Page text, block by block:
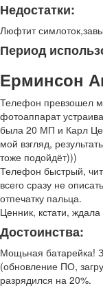
Недостатки:
Люфтит
Период
Ерминсон
Телефон превзошел
фотоаппарат
была 20 МП и Карл
мой взгляд,
тоже подойдёт)))
Телефон быстрый,
всего сразу не
отпечатку пальца.
Ценник, кстати,
Достоинства:
Мощьная батарейка!
(обновление ПО,
разрядился на 20%.